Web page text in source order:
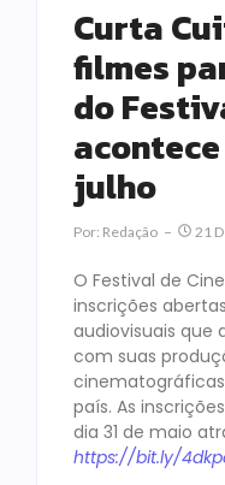
Curta
filmes
do
julho
Por: Redação 21
O Festival de
inscrições
audiovisuais que
com suas
país. As
dia 31 de maio
https://bit.ly/